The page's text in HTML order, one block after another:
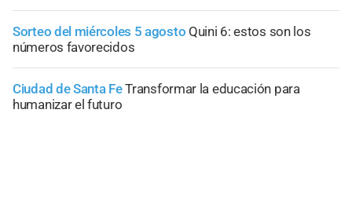
Sorteo del miércoles 5 agosto Quini 6: estos son los
números favorecidos
Ciudad de Santa FeTransformar la educación para
humanizar el futuro